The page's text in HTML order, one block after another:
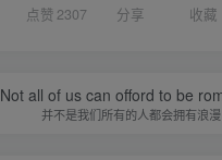
点赞 2307 分享 收藏
Not all of us can offord to be
并不是我们所有的人都会拥有浪漫